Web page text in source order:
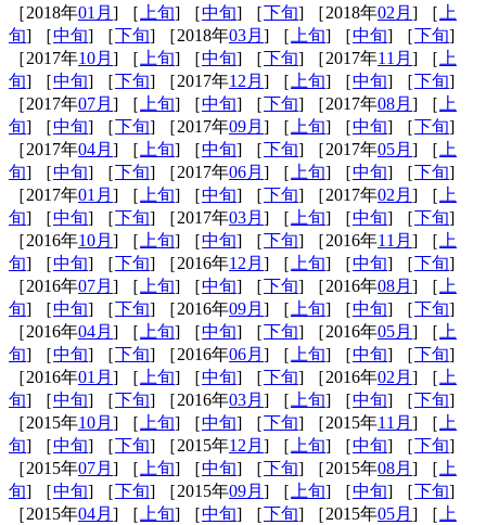
［2018年01月 ] ［ 上旬] ［中旬] ［下旬] ［2018年02月 ] ［ 上
旬] ［中旬] ［下旬] ［2018年03月 ] ［ 上旬] ［中旬] ［下旬]
［2017年10月 ] ［ 上旬] ［中旬] ［下旬] ［2017年11月 ] ［ 上
旬] ［中旬] ［下旬] ［2017年12月 ] ［ 上旬] ［中旬] ［下旬]
［2017年07月 ] ［ 上旬] ［中旬] ［下旬] ［2017年08月 ] ［ 上
旬] ［中旬] ［下旬] ［2017年09月 ] ［ 上旬] ［中旬] ［下旬]
［2017年04月 ] ［ 上旬] ［中旬] ［下旬] ［2017年05月 ] ［ 上
旬] ［中旬] ［下旬] ［2017年06月 ] ［ 上旬] ［中旬] ［下旬]
［2017年01月 ] ［ 上旬] ［中旬] ［下旬] ［2017年02月 ] ［ 上
旬] ［中旬] ［下旬] ［2017年03月 ] ［ 上旬] ［中旬] ［下旬]
［2016年10月 ] ［ 上旬] ［中旬] ［下旬] ［2016年11月 ] ［ 上
旬] ［中旬] ［下旬] ［2016年12月 ] ［ 上旬] ［中旬] ［下旬]
［2016年07月 ] ［ 上旬] ［中旬] ［下旬] ［2016年08月 ] ［ 上
旬] ［中旬] ［下旬] ［2016年09月 ] ［ 上旬] ［中旬] ［下旬]
［2016年04月 ] ［ 上旬] ［中旬] ［下旬] ［2016年05月 ] ［ 上
旬] ［中旬] ［下旬] ［2016年06月 ] ［ 上旬] ［中旬] ［下旬]
［2016年01月 ] ［ 上旬] ［中旬] ［下旬] ［2016年02月 ] ［ 上
旬] ［中旬] ［下旬] ［2016年03月 ] ［ 上旬] ［中旬] ［下旬]
［2015年10月 ] ［ 上旬] ［中旬] ［下旬] ［2015年11月 ] ［ 上
旬] ［中旬] ［下旬] ［2015年12月 ] ［ 上旬] ［中旬] ［下旬]
［2015年07月 ] ［ 上旬] ［中旬] ［下旬] ［2015年08月 ] ［ 上
旬] ［中旬] ［下旬] ［2015年09月 ] ［ 上旬] ［中旬] ［下旬]
［2015年04月 ] ［ 上旬] ［中旬] ［下旬] ［2015年05月 ] ［ 上